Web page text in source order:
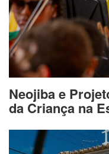
Neojiba e
da Criança na